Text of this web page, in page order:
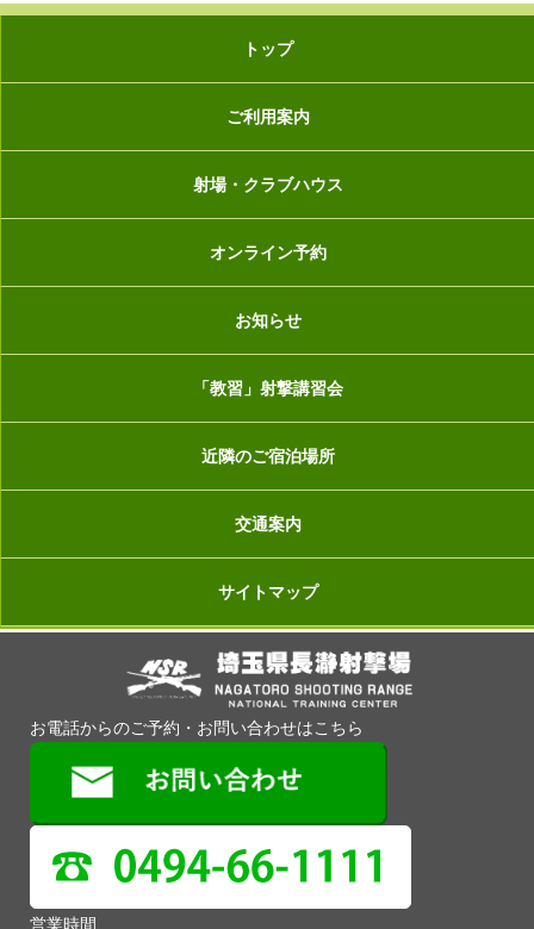
トップ
ご利用案内
射場・クラブハウス
オンライン予約
お知らせ
「教習」射撃講習会
近隣のご宿泊場所
交通案内
サイトマップ
お電話からのご予約・お問い合わせはこちら
営業時間